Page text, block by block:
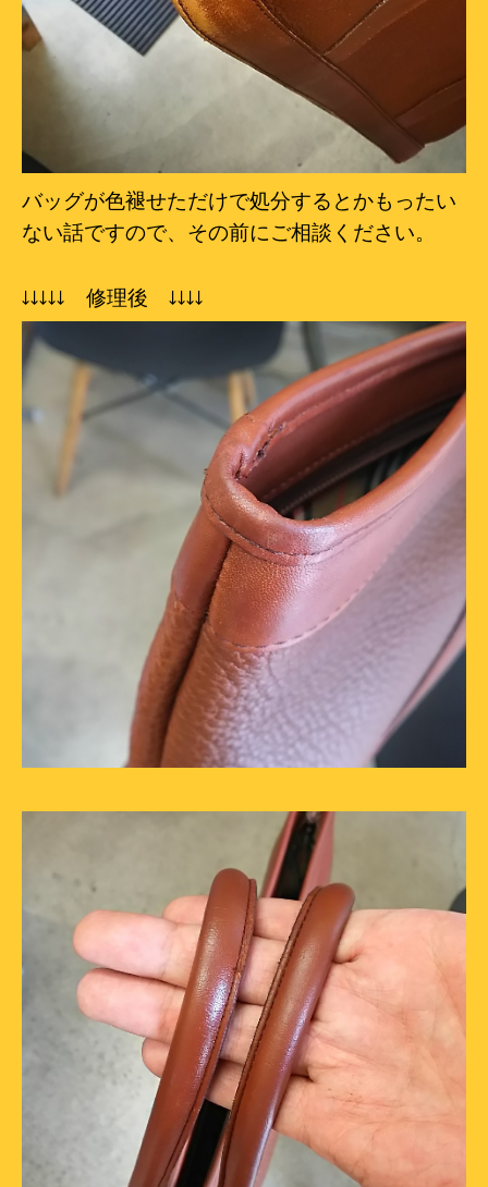
バッグが色褪せただけで処分するとかもったい
ない話ですので、その前にご相談ください。
↓↓↓↓↓ 修理後 ↓↓↓↓